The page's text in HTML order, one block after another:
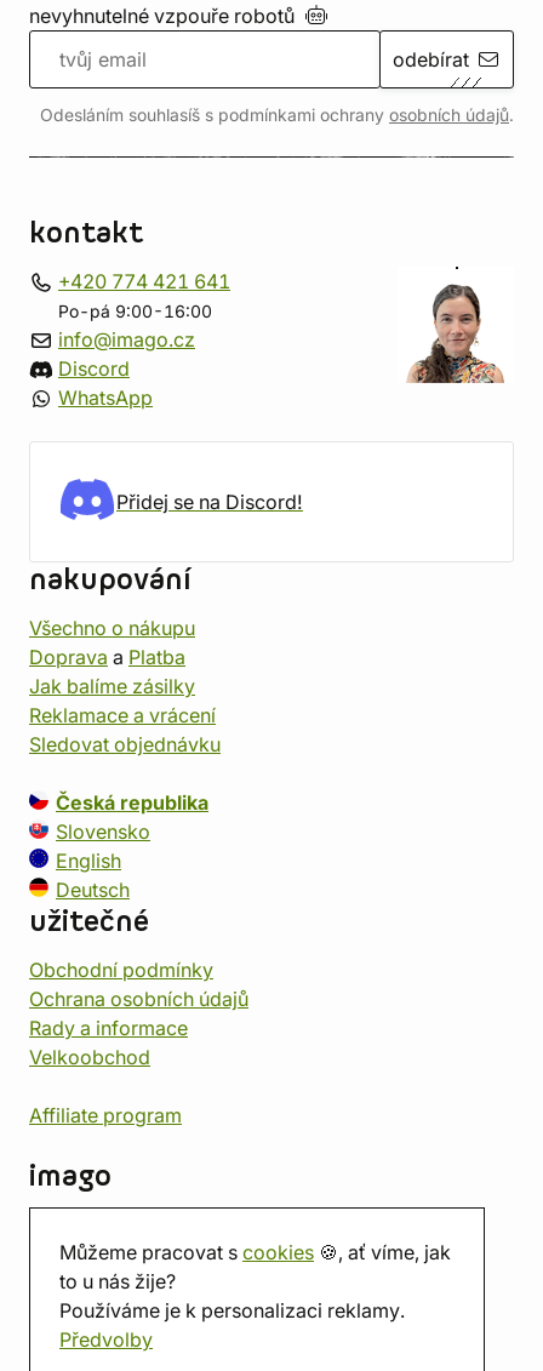
Můžeme pracovat s cookies 🍪, ať víme, jak
to u nás žije?
Používáme je k personalizaci reklamy.
Předvolby
nevyhnutelné vzpouře robotů
odebírat
Odesláním souhlasíš s podmínkami ochrany osobních údajů.
kontakt
+420 774 421 641
Po-pá 9:00-16:00
info@imago.cz
Discord
WhatsApp
Přidej se na Discord!
nakupování
Všechno o nákupu
Doprava a Platba
Jak balíme zásilky
Reklamace a vrácení
Sledovat objednávku
Česká republika
Slovensko
English
Deutsch
užitečné
Obchodní podmínky
Ochrana osobních údajů
Rady a informace
Velkoobchod
Affiliate program
imago
Prodejna
Herna
O nás
Hodnocení obchodu